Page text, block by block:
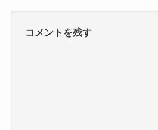
コメントを残す